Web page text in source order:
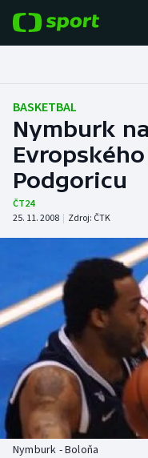
Fotbal
Hokej
Tenis
Atletika
Cyklistika
DALŠÍ SPORTY
Americký fotbal
Baseball a softbal
Basketbal
Biatlon
NEPŘEHLÉDNĚTE
Soutěže
Historické návraty
Aplikace ČT sport
BASKETBAL
Nymburk
Podgoricu
ČT24
25. 11. 2008 | Zdroj: ČTK
Nymburk - Boloňa